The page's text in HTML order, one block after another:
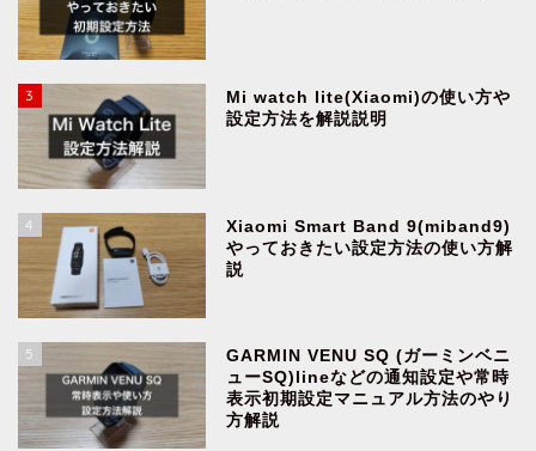
3
Mi watch lite(Xiaomi)の使い方や
設定方法を解説説明
4
Xiaomi Smart Band 9(miband9)
やっておきたい設定方法の使い方解
説
5
GARMIN VENU SQ (ガーミンベニ
ューSQ)lineなどの通知設定や常時
表示初期設定マニュアル方法のやり
方解説